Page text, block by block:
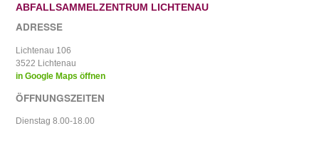
ABFALLSAMMELZENTRUM LICHTENAU
ADRESSE
Lichtenau 106
3522 Lichtenau
in Google Maps öffnen
ÖFFNUNGSZEITEN
Dienstag 8.00-18.00